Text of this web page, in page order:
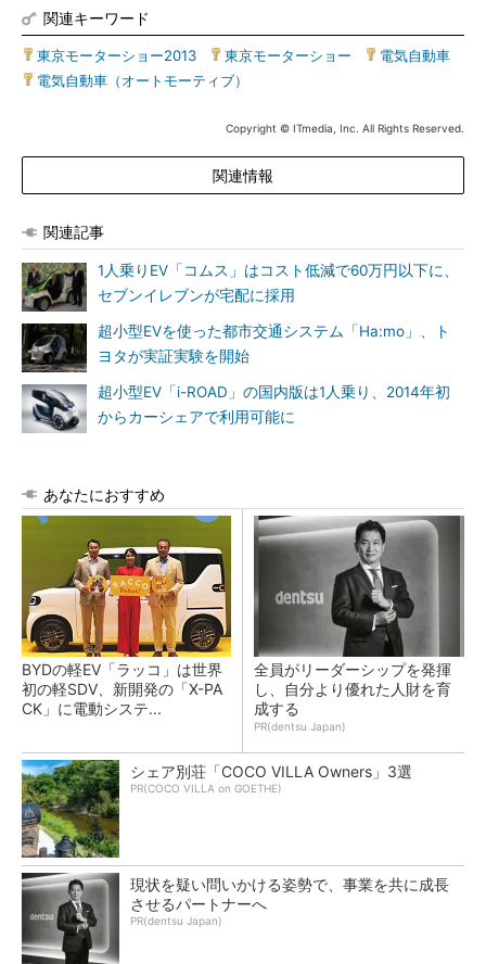
関連キーワード
東京モーターショー2013 東京モーターショー 電気自動車
電気自動車（オートモーティブ）
Copyright © ITmedia, Inc. All Rights Reserved.
関連情報
関連記事
1人乗りEV「コムス」はコスト低減で60万円以下に、
セブンイレブンが宅配に採用
超小型EVを使った都市交通システム「Ha:mo」、ト
ヨタが実証実験を開始
超小型EV「i-ROAD」の国内版は1人乗り、2014年初
からカーシェアで利用可能に
あなたにおすすめ
BYDの軽EV「ラッコ」は世界
初の軽SDV、新開発の「X-PA
CK」に電動システ...
全員がリーダーシップを発揮
し、自分より優れた人財を育
成する
PR(dentsu Japan)
シェア別荘「COCO VILLA Owners」3選
PR(COCO VILLA on GOETHE)
現状を疑い問いかける姿勢で、事業を共に成長
させるパートナーへ
PR(dentsu Japan)